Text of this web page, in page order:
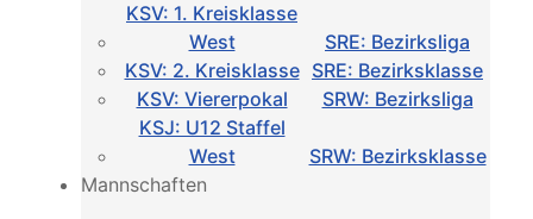
KSV: 1. Kreisklasse
West
SRE: Bezirksliga
KSV: 2. Kreisklasse SRE: Bezirksklasse
KSV: Viererpokal
SRW: Bezirksliga
KSJ: U12 Staffel
West
SRW: Bezirksklasse
Mannschaften